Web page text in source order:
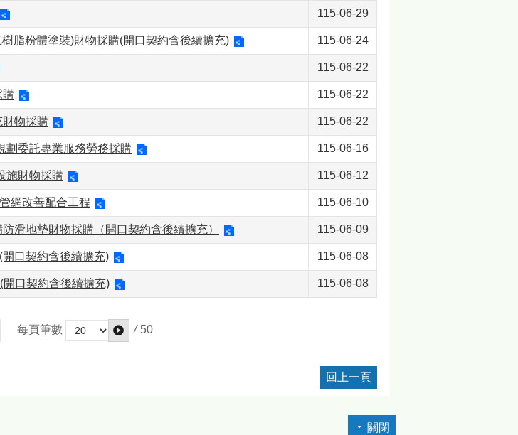
115-06-29
脂粉體塗裝)財物採購(開口契約含後續擴充) 115-06-24
115-06-22
購 115-06-22
財物採購 115-06-22
劃委託專業服務勞務採購 115-06-16
施財物採購 115-06-12
網改善配合工程 115-06-10
滑地墊財物採購（開口契約含後續擴充） 115-06-09
口契約含後續擴充) 115-06-08
口契約含後續擴充) 115-06-08
每頁筆數 / 50
回上一頁
關閉